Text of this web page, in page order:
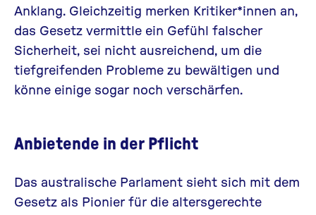
Anklang. Gleichzeitig merken Kritiker*innen an,
das Gesetz vermittle ein Gefühl falscher
Sicherheit, sei nicht ausreichend, um die
tiefgreifenden Probleme zu bewältigen und
könne einige sogar noch verschärfen.
Anbietende in der Pflicht
Das australische Parlament sieht sich mit dem
Gesetz als Pionier für die altersgerechte